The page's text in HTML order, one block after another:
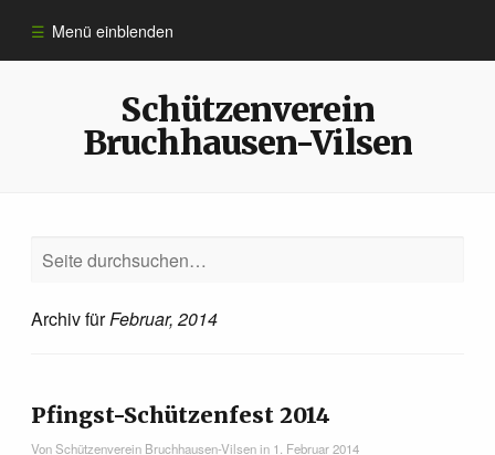
Menü einblenden
Informationen
Impressum
Schützenverein
Bruchhausen-Vilsen
Archiv fürFebruar, 2014
Pfingst-Schützenfest 2014
VonSchützenverein Bruchhausen-Vilsenin 1. Februar 2014